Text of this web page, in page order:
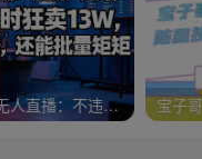
【最新】淘宝无人直播：不违规、不封号，直播35小时狂卖13W，全年都是旺季，还能批量矩阵操作【揭秘】